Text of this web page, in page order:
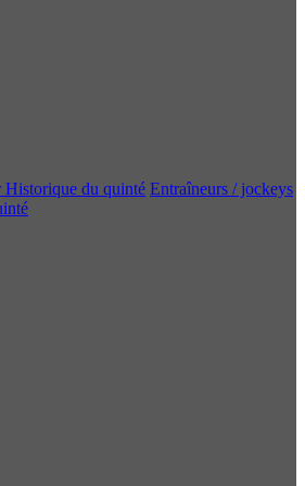
Historique du quinté Entraîneurs / jockeys